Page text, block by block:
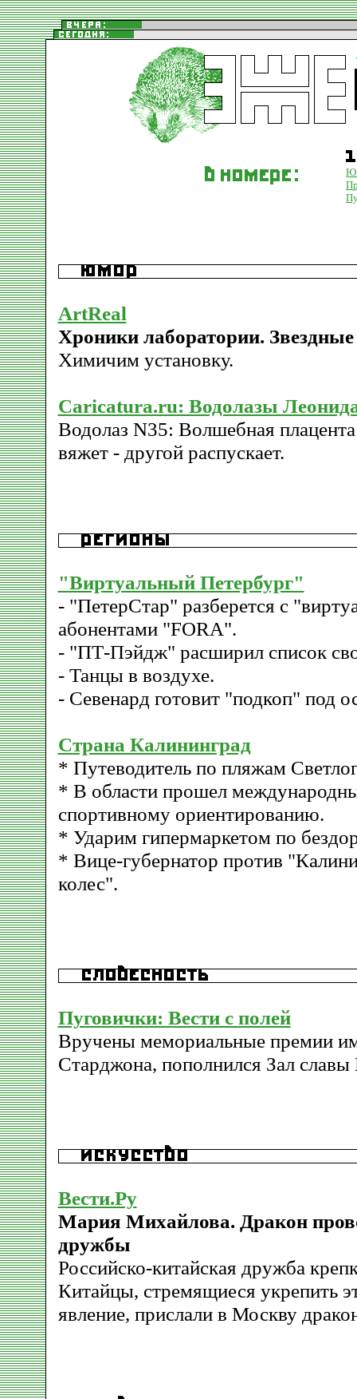
ArtReal
Хроники лаборатории.
Химичим установку.
Caricatura.ru: Водолазы
Водолаз N35: Волшебная
вяжет - другой распускает.
"Виртуальный Петербург"
- "ПетерСтар" разберется с
абонентами "FORA".
- "ПТ-Пэйдж" расширил список
- Танцы в воздухе.
- Севенард готовит "подкоп" под
Страна Калининград
* Путеводитель по пляжам
* В области прошел
спортивному ориентированию.
* Ударим гипермаркетом по
* Вице-губернатор против
колес".
Пуговички: Вести с полей
Вручены мемориальные премии
Старджона, пополнился Зал
Вести.Ру
Мария Михайлова. Дракон
дружбы
Российско-китайская дружба
Китайцы, стремящиеся укрепить
явление, прислали в Москву